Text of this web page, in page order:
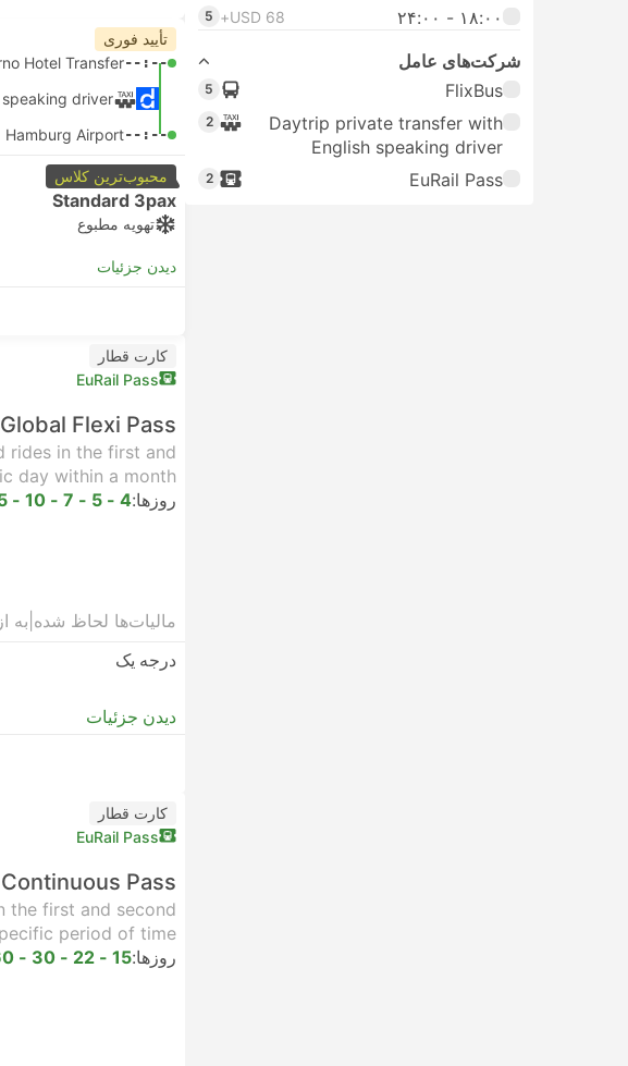
۱۸:۰۰ - ۲۴:۰۰ USD 68+
5
شرکت‌های عامل
FlixBus
5
Daytrip private transfer with
English speaking driver
2
EuRail Pass
2
تأیید فوری
--:--
Hotel Transfer
driver
--:--
Hamburg Airport
محبوب‌ترین کلاس
Standard 3pax
تهویه مطبوع
دیدن جزئیات
کارت قطار
EuRail Pass
Flexi Pass
rides in the first and
day within a month.
روزها:4 - 5 - 7 - 10 - 15
مالیات‌ها لحاظ شده به
درجه یک
دیدن جزئیات
کارت قطار
EuRail Pass
Pass
the first and second
period of time.
روزها:15 - 22 - 30 - 60 - 90